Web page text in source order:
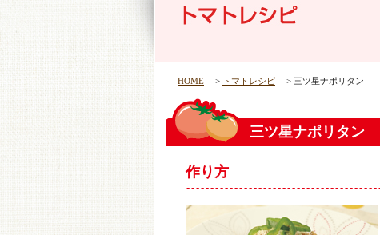
HOME > トマトレシピ > 三ツ星ナポリタン
三ツ星ナポリタン
作り方